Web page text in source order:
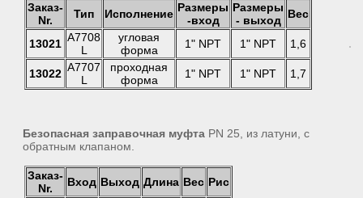
Заказ-
Nr.
Тип Исполнение Размеры
-вход
Размеры
- выход Вес
13021 A7708
L
угловая
форма
1" NPT 1" NPT 1,6
13022 A7707
L
проходная
форма
1" NPT 1" NPT 1,7
Безопасная заправочная муфта PN 25, из латуни, с
обратным клапаном.
Заказ-
Nr.
Вход Выход Длина Вес Рис